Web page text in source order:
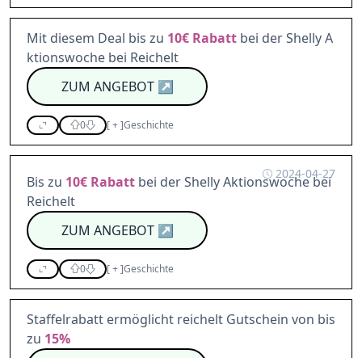
Mit diesem Deal bis zu 10€ Rabatt bei der Shelly A
ktionswoche bei Reichelt
ZUM ANGEBOT↗
0 [+]Geschichte
2024-04-27
Bis zu 10€ Rabatt bei der Shelly Aktionswoche bei
Reichelt
ZUM ANGEBOT↗
0 [+]Geschichte
Staffelrabatt ermöglicht reichelt Gutschein von bis
zu 15%